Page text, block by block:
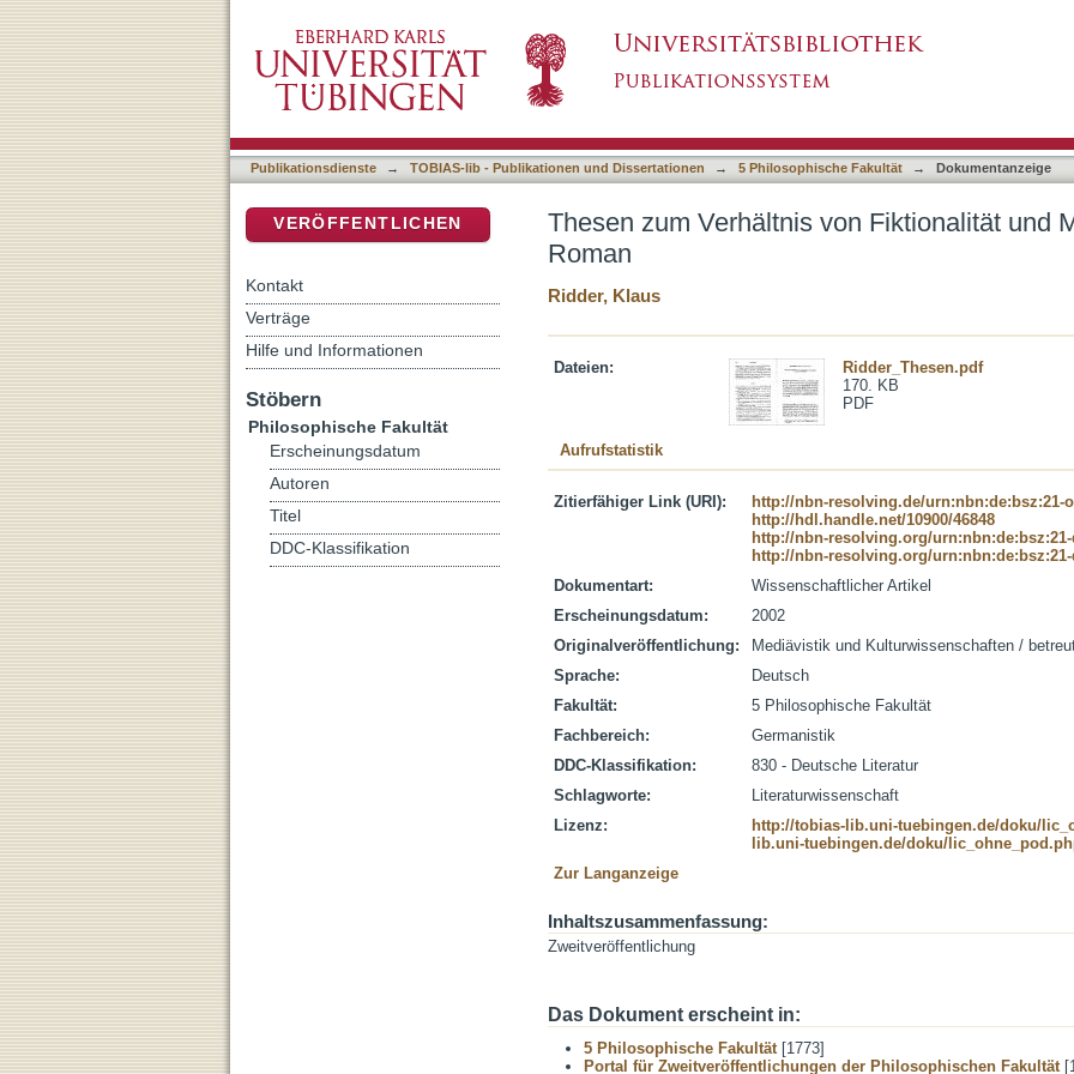
Publikationsdienste → TOBIAS-lib - Publikationen und Dissertationen → 5 Philosophische Fakultät → Dokumentanzeige
Thesen zum Verhältnis von Fiktionalität und
Roman
Ridder, Klaus
Dateien:
Ridder_Thesen.pdf
170. KB
PDF
Aufrufstatistik
Zitierfähiger Link (URI):
http://nbn-resolving.de/urn:nbn:de:bsz:21-
http://hdl.handle.net/10900/46848
http://nbn-resolving.org/urn:nbn:de:bsz:21-
http://nbn-resolving.org/urn:nbn:de:bsz:21-
Dokumentart:
Wissenschaftlicher Artikel
Erscheinungsdatum:
2002
Originalveröffentlichung:
Mediävistik und Kulturwissenschaften /
Sprache:
Deutsch
Fakultät:
5 Philosophische Fakultät
Fachbereich:
Germanistik
DDC-Klassifikation:
830 - Deutsche Literatur
Schlagworte:
Literaturwissenschaft
Lizenz:
http://tobias-lib.uni-tuebingen.de/doku/
lib.uni-tuebingen.de/doku/
Zur Langanzeige
Inhaltszusammenfassung:
Zweitveröffentlichung
Das Dokument erscheint in:
5 Philosophische Fakultät[1773]
Portal für Zweitveröffentlichungen der Philosophischen Fakultät
VERÖFFENTLICHEN
Kontakt
Verträge
Hilfe und Informationen
Stöbern
Philosophische Fakultät
Erscheinungsdatum
Autoren
Titel
DDC-Klassifikation